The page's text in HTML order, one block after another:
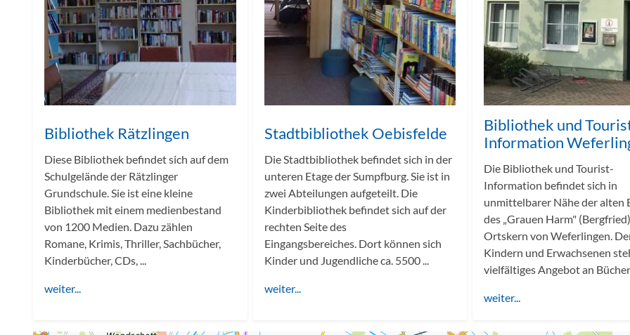
Bibliothek Rätzlingen
Diese Bibliothek befindet sich auf dem
Schulgelände der Rätzlinger
Grundschule. Sie ist eine kleine
Bibliothek mit einem medienbestand
von 1200 Medien. Dazu zählen
Romane, Krimis, Thriller, Sachbücher,
Kinderbücher, CDs, ...
weiter...
Stadtbibliothek Oebisfelde
Die Stadtbibliothek befindet sich in der
unteren Etage der Sumpfburg. Sie ist in
zwei Abteilungen aufgeteilt. Die
Kinderbibliothek befindet sich auf der
rechten Seite des
Eingangsbereiches. Dort können sich
Kinder und Jugendliche ca. 5500 ...
weiter...
Bibliothek und
Information
Die Bibliothek und Tourist-
Information befindet sich in
unmittelbarer Nähe der alten
des „Grauen Harm"
Ortskern von Weferlingen.
Kindern und Erwachsenen
vielfältiges Angebot an
weiter...